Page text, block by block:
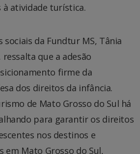
atividade turística.
sociais da Fundtur MS, Tânia
que a adesão
firme da
dos direitos da infância.
de Mato Grosso do Sul há
para garantir os direitos
nos destinos e
Mato Grosso do Sul,